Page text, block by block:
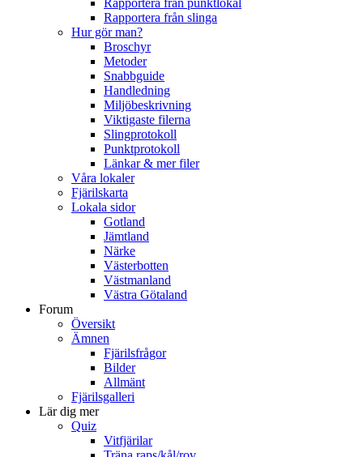
Rapportera från slinga
Hur gör man?
Broschyr
Metoder
Snabbguide
Handledning
Miljöbeskrivning
Viktigaste filerna
Slingprotokoll
Punktprotokoll
Länkar & mer filer
Våra lokaler
Fjärilskarta
Lokala sidor
Gotland
Jämtland
Närke
Västerbotten
Västmanland
Västra Götaland
Forum
Översikt
Ämnen
Fjärilsfrågor
Bilder
Allmänt
Fjärilsgalleri
Lär dig mer
Quiz
Vitfjärilar